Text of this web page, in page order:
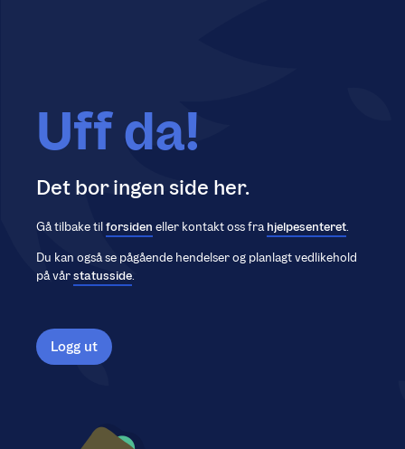
Uff da!
Det bor ingen side her.
Gå tilbake tilforsiden eller kontakt oss frahjelpesenteret.
Du kan også se pågående hendelser og planlagt vedlikehold
på vårstatusside.
Logg ut